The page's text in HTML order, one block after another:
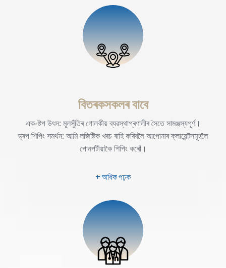
বিতৰকসকলৰ বাবে
এক-ষ্টপ উৎস: মূলসুঁতিৰ গোলকীয় ব্যৱস্থাপ্ৰণালীৰ সৈতে সামঞ্জস্যপূৰ্ণ।
ড্ৰপ শিপিং সমৰ্থন: আমি লজিষ্টিক খৰচ ৰাহি কৰিবলৈ আপোনাৰ ক্লায়েন্টসমূহলৈ
পোনপটীয়াকৈ শিপিং কৰোঁ।
+ অধিক পঢ়ক